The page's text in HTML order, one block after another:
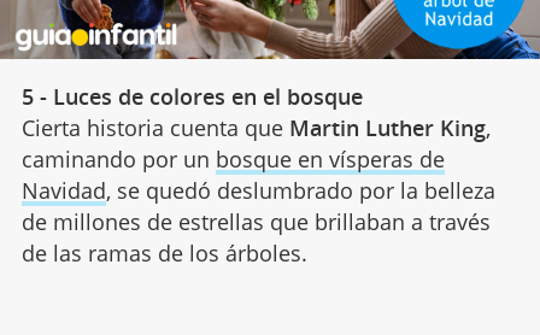
5 - Luces de colores en el bosque
Cierta historia cuenta que Martin Luther King,
caminando por un bosque en vísperas de
Navidad, se quedó deslumbrado por la belleza
de millones de estrellas que brillaban a través
de las ramas de los árboles.